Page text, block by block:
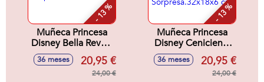
- 13 %
Muñeca Princesa
Disney Bella Reveal
Con Accesorios
Sorpresa.32x18x6
36 meses 20,95 €
24,00 €
- 13 %
Muñeca Princesa
Disney Cenicienta
Reveal Con
Accesorios
Sorpresa.32x18x6
36 meses 20,95 €
24,00 €